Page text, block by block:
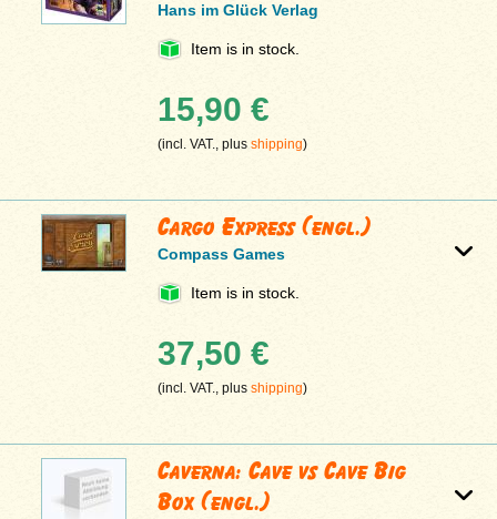
Hans im Glück Verlag
Item is in stock.
15,90 €
(incl. VAT., plusshipping)
Cargo Express (engl.)
Compass Games
Item is in stock.
37,50 €
(incl. VAT., plusshipping)
Caverna: Cave vs Cave Big
Box (engl.)